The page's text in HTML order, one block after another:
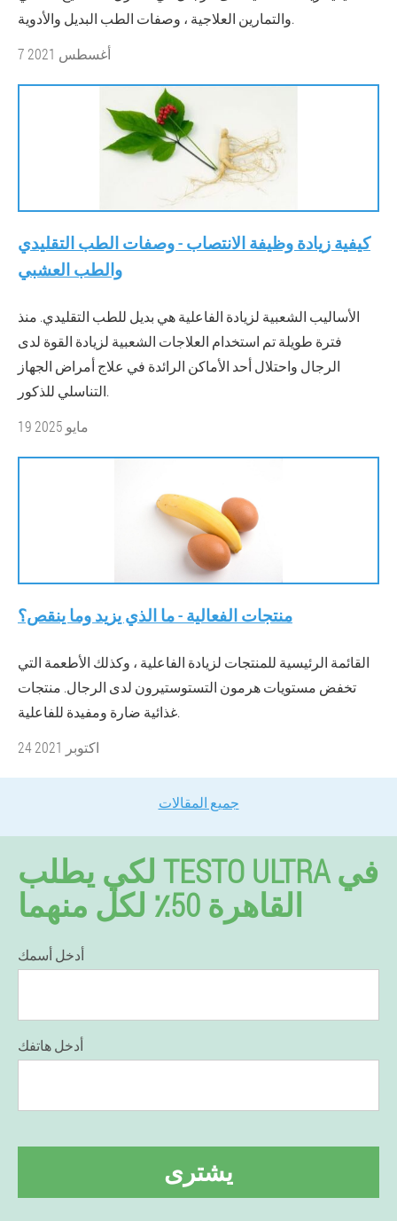
والتمارين العلاجية ، وصفات الطب البديل والأدوية.
7 أغسطس 2021
كيفية زيادة وظيفة الانتصاب - وصفات الطب التقليدي
والطب العشبي
الأساليب الشعبية لزيادة الفاعلية هي بديل للطب التقليدي. منذ
فترة طويلة تم استخدام العلاجات الشعبية لزيادة القوة لدى
الرجال واحتلال أحد الأماكن الرائدة في علاج أمراض الجهاز
التناسلي للذكور.
19 مايو 2025
منتجات الفعالية - ما الذي يزيد وما ينقص؟
القائمة الرئيسية للمنتجات لزيادة الفاعلية ، وكذلك الأطعمة التي
تخفض مستويات هرمون التستوستيرون لدى الرجال. منتجات
غذائية ضارة ومفيدة للفاعلية.
24 اكتوبر 2021
جميع المقالات
لكي يطلب TESTO ULTRA في
القاهرة 50٪ لكل منهما
أدخل أسمك
أدخل هاتفك
يشترى